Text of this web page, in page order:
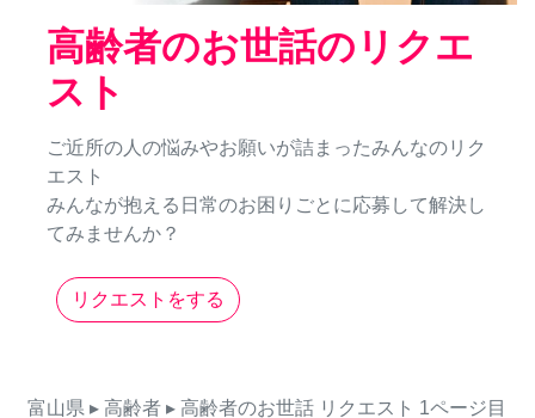
高齢者のお世話のリクエ
スト
ご近所の人の悩みやお願いが詰まったみんなのリク
エスト
みんなが抱える日常のお困りごとに応募して解決し
てみませんか？
リクエストをする
富山県 ▸ 高齢者 ▸ 高齢者のお世話 リクエスト 1ページ目